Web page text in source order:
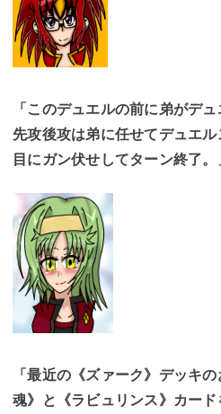
「このデュエルの前に弟がデ
先攻後攻は弟に任せてデュエ
目にガン伏せしてターン終了。
「最近の《ズァーク》デッキ
魂》と《ラビュリンス》カー